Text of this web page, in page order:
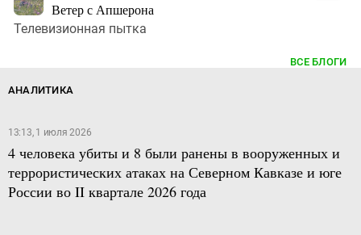
Ветер с Апшерона
Телевизионная пытка
ВСЕ БЛОГИ
АНАЛИТИКА
13:13, 1 июля 2026
4 человека убиты и 8 были ранены в вооруженных и
террористических атаках на Северном Кавказе и юге
России во II квартале 2026 года